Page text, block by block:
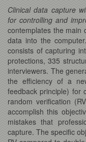
Clinical data capture
for controlling and
contemplates the main
data into the
consists of capturing
protections, 335
interviewers. The
the efficiency of a
feedback principle) for
random verification
accomplish this
mistakes that
capture. The specific